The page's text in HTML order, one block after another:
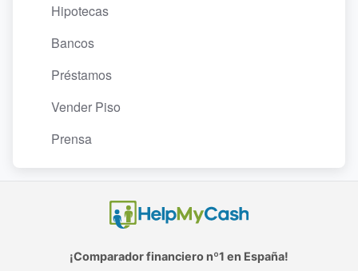
Hipotecas
Bancos
Préstamos
Vender Piso
Prensa
¡Comparador financiero nº1 en España!